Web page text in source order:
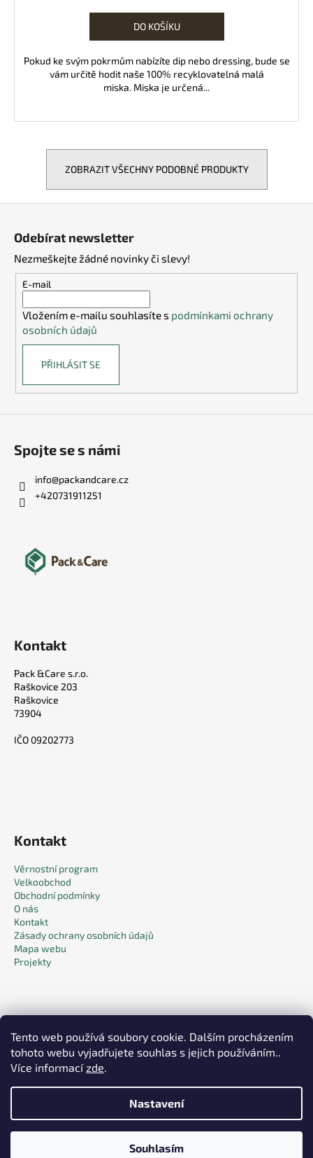
Tento web používá soubory cookie. Dalším procházením
tohoto webu vyjadřujete souhlas s jejich používáním..
Více informacízde.
Nastavení
Souhlasím
DO KOŠÍKU
Pokud ke svým pokrmům nabízíte dip nebo dressing, bude se
vám určitě hodit naše 100% recyklovatelná malá
miska. Miska je určená...
ZOBRAZIT VŠECHNY PODOBNÉ PRODUKTY
Odebírat newsletter
Nezmeškejte žádné novinky či slevy!
E-mail
Vložením e-mailu souhlasíte s podmínkami ochrany
osobních údajů
PŘIHLÁSIT SE
Spojte se s námi
info@packandcare.cz
+420731911251
Kontakt
Pack &Care s.r.o.
Raškovice 203
Raškovice
73904
IČO 09202773
Kontakt
Věrnostní program
Velkoobchod
Obchodní podmínky
O nás
Kontakt
Zásady ochrany osobních údajů
Mapa webu
Projekty
Facebook
Pack & Care. Všechna práva vyhrazena.